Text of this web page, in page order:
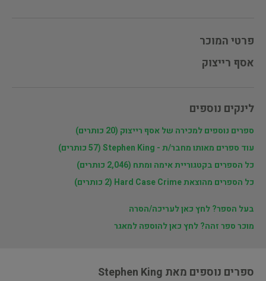
פרטי המוכר
אסף רייצוק
לינקים נוספים
ספרים נוספים למכירה של אסף רייצוק (20 כותרים)
עוד ספרים מאותו מחבר/ת - Stephen King (57 כותרים)
כל הספרים בקטגוריית אימה ומתח (2,046 כותרים)
כל הספרים מהוצאת Hard Case Crime (2 כותרים)
בעל הספר? לחץ כאן לעריכה/הסרה
מוכר ספר זהה? לחץ כאן להוספה למאגר
ספרים נוספים מאת Stephen King